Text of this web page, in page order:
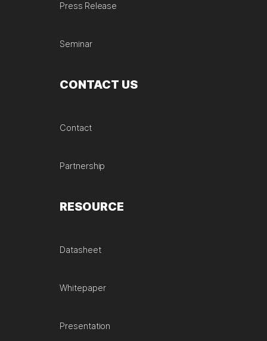
Press Release
Seminar
CONTACT US
Contact
Partnership
RESOURCE
Datasheet
Whitepaper
Presentation